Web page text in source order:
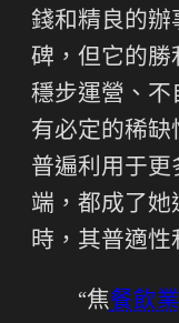
錢和精良的辦
碑，但它的勝
穩步運營、不
有必定的稀缺
普遍利用于更
端，都成了她
時，其普適性
“焦餐飲